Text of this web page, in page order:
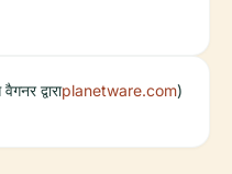
द्वाराplanetware.com)